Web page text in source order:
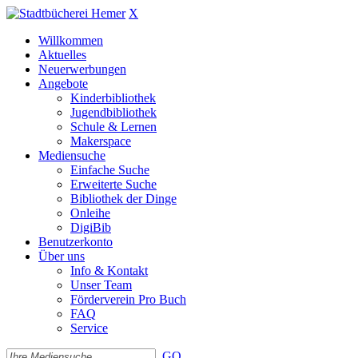
X
Willkommen
Aktuelles
Neuerwerbungen
Angebote
Kinderbibliothek
Jugendbibliothek
Schule & Lernen
Makerspace
Mediensuche
Einfache Suche
Erweiterte Suche
Bibliothek der Dinge
Onleihe
DigiBib
Benutzerkonto
Über uns
Info & Kontakt
Unser Team
Förderverein Pro Buch
FAQ
Service